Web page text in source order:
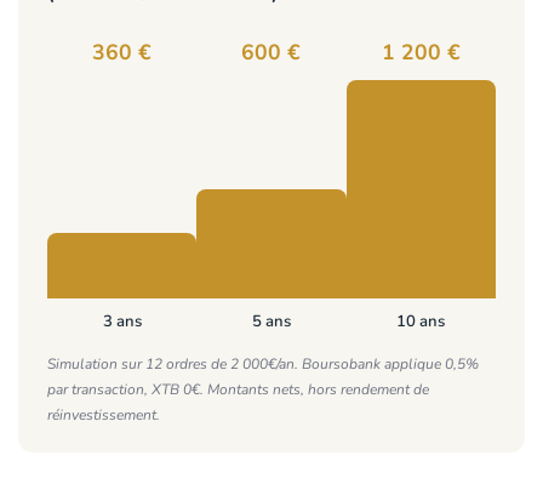
360 €
3 ans
600 €
5 ans
1 200 €
10 ans
Simulation sur 12 ordres de 2 000€/an. Boursobank applique 0,5%
par transaction, XTB 0€. Montants nets, hors rendement de
réinvestissement.